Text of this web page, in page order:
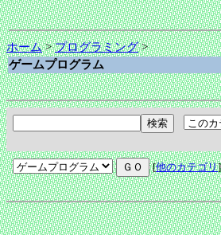
ホーム>プログラミング>
ゲームプログラム
[他のカテゴリ]